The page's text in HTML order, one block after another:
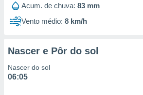
Acum. de chuva: 83 mm
Vento médio: 8 km/h
Nascer e Pôr do sol
Nascer do sol
06:05